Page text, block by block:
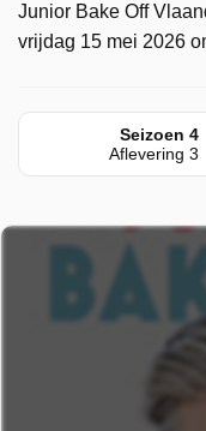
Junior Bake Off
vrijdag 15 mei 2026
Seizoen 4
Aflevering 3